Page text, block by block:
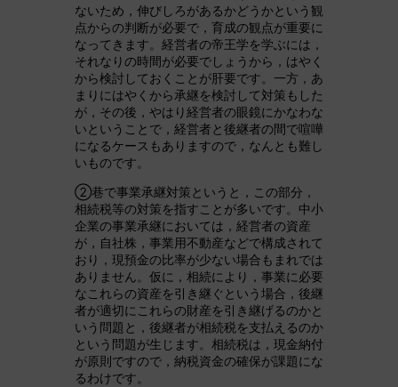
ないため，伸びしろがあるかどうかという観
点からの判断が必要で，育成の観点が重要に
なってきます。経営者の帝王学を学ぶには，
それなりの時間が必要でしょうから，はやく
から検討しておくことが肝要です。一方，あ
まりにはやくから承継を検討して対策もした
が，その後，やはり経営者の眼鏡にかなわな
いということで，経営者と後継者の間で喧嘩
になるケースもありますので，なんとも難し
いものです。
②巷で事業承継対策というと，この部分，
相続税等の対策を指すことが多いです。中小
企業の事業承継においては，経営者の資産
が，自社株，事業用不動産などで構成されて
おり，現預金の比率が少ない場合もまれでは
ありません。仮に，相続により，事業に必要
なこれらの資産を引き継ぐという場合，後継
者が適切にこれらの財産を引き継げるのかと
いう問題と，後継者が相続税を支払えるのか
という問題が生じます。相続税は，現金納付
が原則ですので，納税資金の確保が課題にな
るわけです。